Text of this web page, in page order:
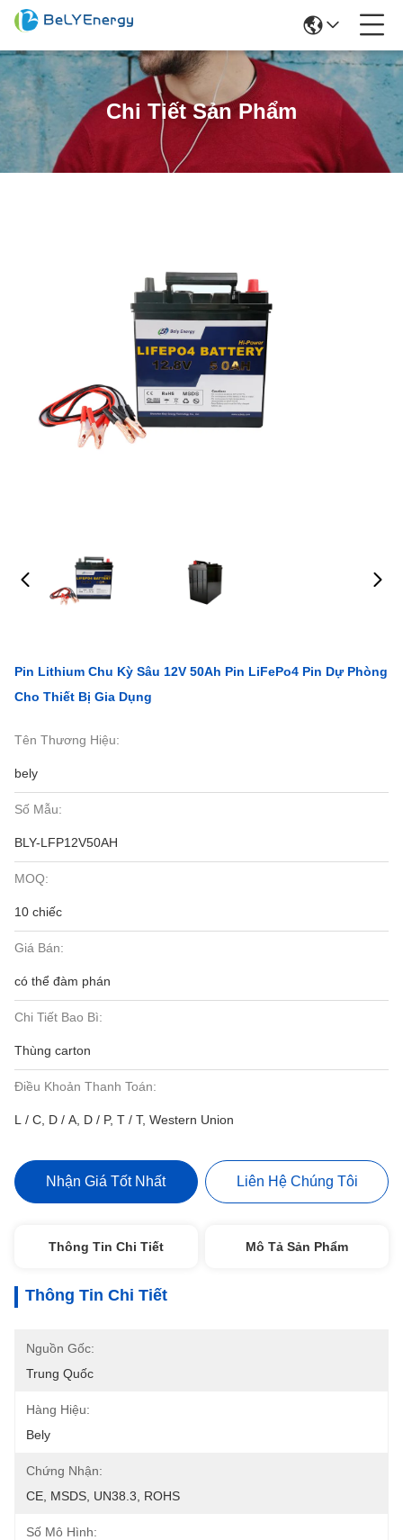
Chi Tiết Sản Phẩm
Pin Lithium Chu Kỳ Sâu 12V 50Ah Pin LiFePo4 Pin Dự Phòng
Cho Thiết Bị Gia Dụng
Tên Thương Hiệu:
bely
Số Mẫu:
BLY-LFP12V50AH
MOQ:
10 chiếc
Giá Bán:
có thể đàm phán
Chi Tiết Bao Bì:
Thùng carton
Điều Khoản Thanh Toán:
L / C, D / A, D / P, T / T, Western Union
Nhận Giá Tốt Nhất Liên Hệ Chúng Tôi
Thông Tin Chi Tiết Mô Tả Sản Phẩm
Thông Tin Chi Tiết
Nguồn Gốc:
Trung Quốc
Hàng Hiệu:
Bely
Chứng Nhận:
CE, MSDS, UN38.3, ROHS
Số Mô Hình: